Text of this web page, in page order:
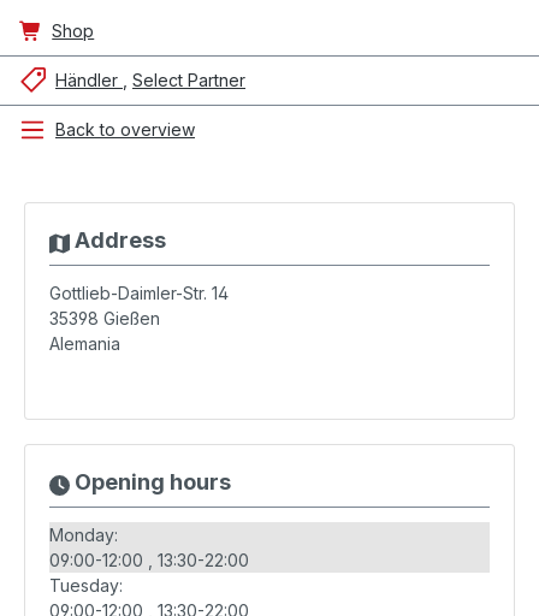
Shop
Händler Select Partner
Back to overview
Address
Gottlieb-Daimler-Str. 14
35398 Gießen
Alemania
Opening hours
Monday:
09:00-12:00
13:30-22:00
Tuesday:
09:00-12:00
13:30-22:00